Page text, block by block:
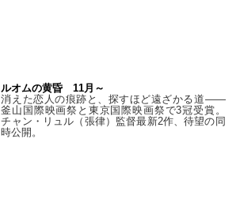
ルオムの黄昏 11月～
消えた恋人の痕跡と、探すほど遠ざかる道——
釜山国際映画祭と東京国際映画祭で3冠受賞。
チャン・リュル（張律）監督最新2作、待望の同
時公開。